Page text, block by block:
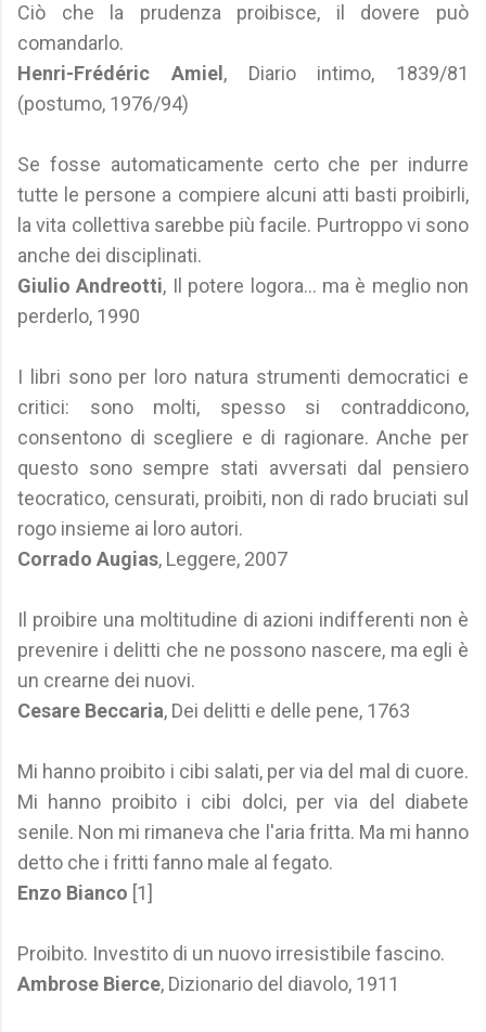
Ciò che la prudenza proibisce, il dovere può
comandarlo.
Henri-Frédéric Amiel , Diario intimo, 1839/81
(postumo, 1976/94)
Se fosse automaticamente certo che per indurre
tutte le persone a compiere alcuni atti basti proibirli,
la vita collettiva sarebbe più facile. Purtroppo vi sono
anche dei disciplinati.
Giulio Andreotti, Il potere logora... ma è meglio non
perderlo, 1990
I libri sono per loro natura strumenti democratici e
critici: sono molti, spesso si contraddicono,
consentono di scegliere e di ragionare. Anche per
questo sono sempre stati avversati dal pensiero
teocratico, censurati, proibiti, non di rado bruciati sul
rogo insieme ai loro autori.
Corrado Augias, Leggere, 2007
Il proibire una moltitudine di azioni indifferenti non è
prevenire i delitti che ne possono nascere, ma egli è
un crearne dei nuovi.
Cesare Beccaria, Dei delitti e delle pene, 1763
Mi hanno proibito i cibi salati, per via del mal di cuore.
Mi hanno proibito i cibi dolci, per via del diabete
senile. Non mi rimaneva che l'aria fritta. Ma mi hanno
detto che i fritti fanno male al fegato.
Enzo Bianco [1]
Proibito. Investito di un nuovo irresistibile fascino.
Ambrose Bierce, Dizionario del diavolo, 1911